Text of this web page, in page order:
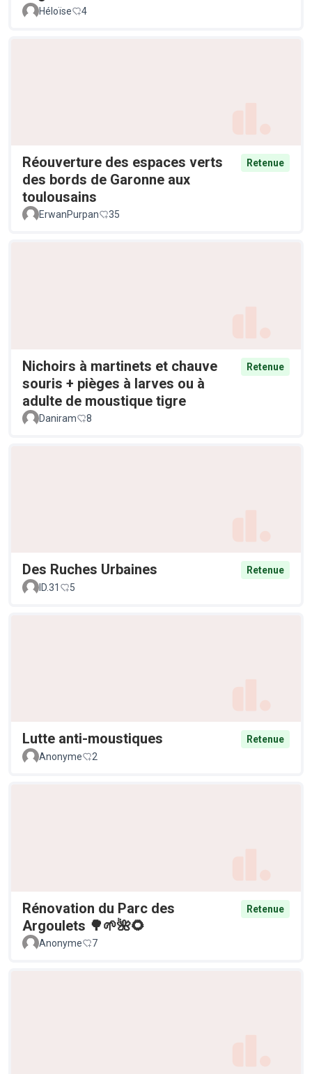
Héloïse 4
Réouverture des espaces verts
des bords de Garonne aux
toulousains
Retenue
ErwanPurpan 35
Nichoirs à martinets et chauve
souris + pièges à larves ou à
adulte de moustique tigre
Retenue
Daniram 8
Des Ruches Urbaines
Retenue
ID.31
5
Lutte anti-moustiques
Retenue
Anonyme
2
Rénovation du Parc des
Argoulets 🌳🌱🌺🌻
Retenue
Anonyme 7